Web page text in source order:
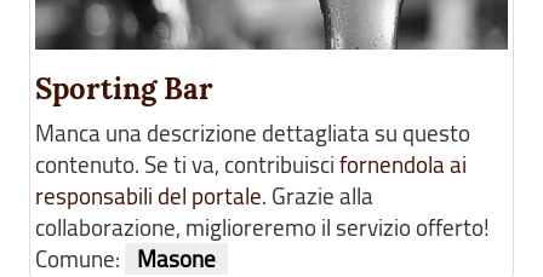
Sporting Bar
Manca una descrizione dettagliata su questo
contenuto. Se ti va, contribuiscifornendola ai
responsabili del portale. Grazie alla
collaborazione, miglioreremo il servizio offerto!
Comune:
Masone